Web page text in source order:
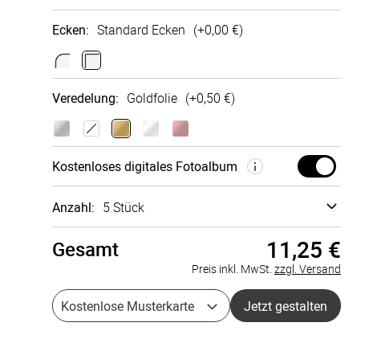
Glattes
300g/m²
Bütten­
struktur
250g/m²
Sirio Pearl
Ecken: Standard Ecken (+0,00 €)
Veredelung: Goldfolie (+0,50 €)
Kosten­loses digi­tales Foto­album
Anzahl: 5 Stück
Musterkarte à 0,00 €
10 Stück à 2,18 €
Gesamt 11,25 €
Preis inkl. MwSt. zzgl. Versand
Kostenlose Musterkarte Jetzt gestalten